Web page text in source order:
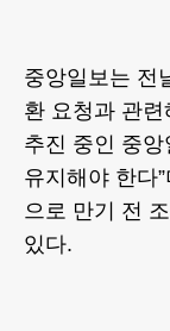
중앙일보는 전
환 요청과 관
추진 중인 중
유지해야 한다
으로 만기 전
있다.